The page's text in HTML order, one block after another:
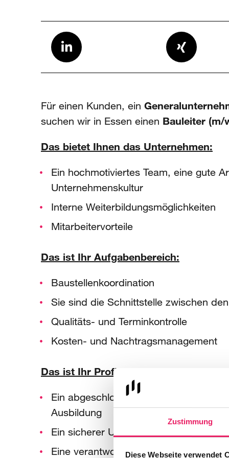
Zustimmung
Diese Webseite verwendet
Für einen Kunden, ein
suchen wir in Essen einen Bauleiter (m/
Das bietet Ihnen das Unternehmen:
Ein hochmotiviertes Team, eine gute
Unternehmenskultur
Interne Weiterbildungsmöglichkeiten
Mitarbeitervorteile
Das ist Ihr Aufgabenbereich:
Baustellenkoordination
Sie sind die Schnittstelle zwischen
Qualitäts- und Terminkontrolle
Kosten- und Nachtragsmanagement
Das ist Ihr Profil:
Ein abgeschlossenes Studium im
Ausbildung
Ein sicherer Umgang mit MS-Office,
Eine verantwortungsvolle und